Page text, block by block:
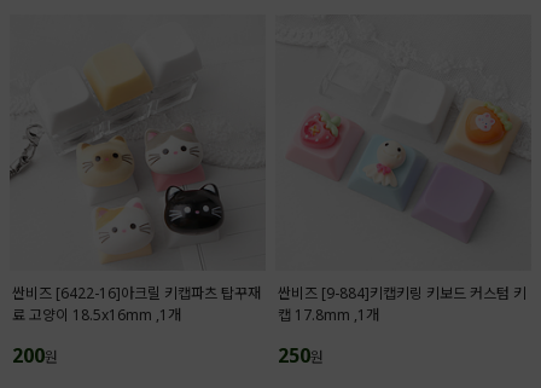
싼비즈 [6422-16]아크릴 키캡파츠 탑꾸재
료 고양이 18.5x16mm ,1개
200원
싼비즈 [9-884]키캡키링 키보드 커스텀 키
캡 17.8mm ,1개
250원